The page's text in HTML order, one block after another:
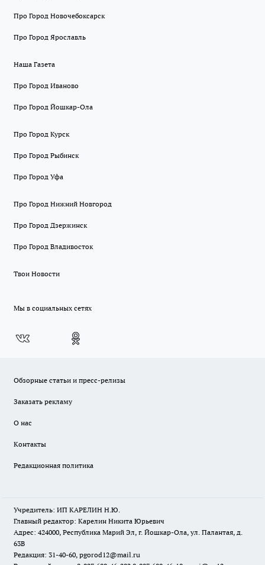
Про Город Новочебоксарск
Про Город Ярославль
Наша Газета
Про Город Иваново
Про Город Йошкар-Ола
Про Город Курск
Про Город Рыбинск
Про Город Уфа
Про Город Нижний Новгород
Про Город Дзержинск
Про Город Владивосток
Твои Новости
Мы в социальных сетях
Обзорные статьи и пресс-релизы
Заказать рекламу
О нас
Контакты
Редакционная политика
Учредитель: ИП КАРЕЛИН Н.Ю.
Главный редактор: Карелин Никита Юрьевич
Адрес: 424000, Республика Марий Эл, г. Йошкар-Ола, ул. Палантая, д.
63В
Редакция: 31-40-60, pgorod12@mail.ru